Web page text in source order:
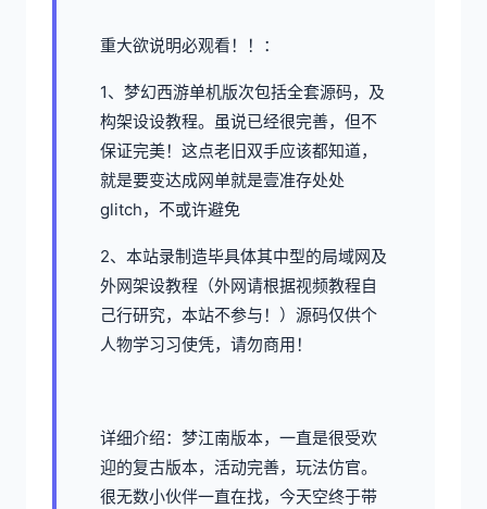
重大欲说明必观看！！：
1、 梦幻西游单机版次包括全套源码，及
构架设设教程。虽说已经很完善，但不
保证完美！这点老旧双手应该都知道，
就是要变达成网单就是壹准存处处
glitch，不或许避免
2、本站录制造毕具体其中型的局域网及
外网架设教程（外网请根据视频教程自
己行研究，本站不参与！）源码仅供个
人物学习习使凭，请勿商用！
详细介绍：梦江南版本，一直是很受欢
迎的复古版本，活动完善，玩法仿官。
很无数小伙伴一直在找，今天空终于带